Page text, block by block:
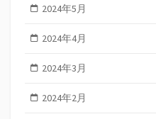
2024年5月
2024年4月
2024年3月
2024年2月